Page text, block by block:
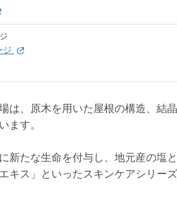
ジ
は、原木を用いた屋根の構造、結
ます。
新たな生命を付与し、地元産の塩
エキス」といったスキンケアシリー